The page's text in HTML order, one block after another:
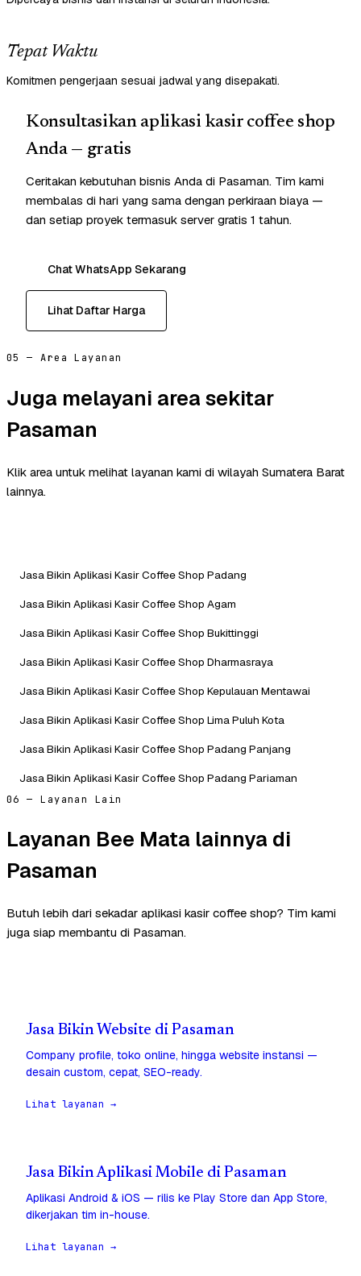
Tepat Waktu
Komitmen pengerjaan sesuai jadwal yang disepakati.
Konsultasikan aplikasi kasir coffee shop
Anda — gratis
Ceritakan kebutuhan bisnis Anda di Pasaman. Tim kami
membalas di hari yang sama dengan perkiraan biaya —
dan setiap proyek termasuk server gratis 1 tahun.
Chat WhatsApp Sekarang
Lihat Daftar Harga
05 — Area Layanan
Juga melayani area sekitar
Pasaman
Klik area untuk melihat layanan kami di wilayah Sumatera Barat
lainnya.
Jasa Bikin Aplikasi Kasir Coffee Shop Padang
Jasa Bikin Aplikasi Kasir Coffee Shop Agam
Jasa Bikin Aplikasi Kasir Coffee Shop Bukittinggi
Jasa Bikin Aplikasi Kasir Coffee Shop Dharmasraya
Jasa Bikin Aplikasi Kasir Coffee Shop Kepulauan Mentawai
Jasa Bikin Aplikasi Kasir Coffee Shop Lima Puluh Kota
Jasa Bikin Aplikasi Kasir Coffee Shop Padang Panjang
Jasa Bikin Aplikasi Kasir Coffee Shop Padang Pariaman
06 — Layanan Lain
Layanan Bee Mata lainnya di
Pasaman
Butuh lebih dari sekadar aplikasi kasir coffee shop? Tim kami
juga siap membantu di Pasaman.
Jasa Bikin Website di Pasaman
Company profile, toko online, hingga website instansi —
desain custom, cepat, SEO-ready.
Lihat layanan →
Jasa Bikin Aplikasi Mobile di Pasaman
Aplikasi Android & iOS — rilis ke Play Store dan App Store,
dikerjakan tim in-house.
Lihat layanan →